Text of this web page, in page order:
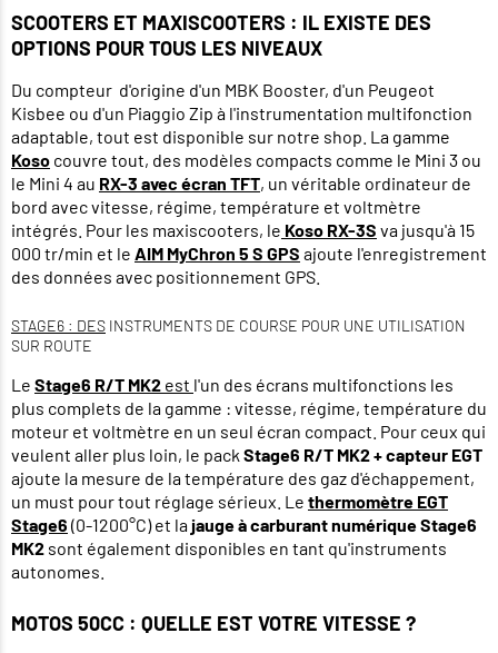
SCOOTERS ET MAXISCOOTERS : IL EXISTE DES
OPTIONS POUR TOUS LES NIVEAUX
Du compteur d'origine d'un MBK Booster, d'un Peugeot
Kisbee ou d'un Piaggio Zip à l'instrumentation multifonction
adaptable, tout est disponible sur notre shop. La gamme
Koso couvre tout, des modèles compacts comme le Mini 3 ou
le Mini 4 au RX-3 avec écran TFT, un véritable ordinateur de
bord avec vitesse, régime, température et voltmètre
intégrés. Pour les maxiscooters, le Koso RX-3S va jusqu'à 15
000 tr/min et le AIM MyChron 5 S GPS ajoute l'enregistrement
des données avec positionnement GPS.
STAGE6 : DES INSTRUMENTS DE COURSE POUR UNE UTILISATION
SUR ROUTE
Le Stage6 R/T MK2 est l'un des écrans multifonctions les
plus complets de la gamme : vitesse, régime, température du
moteur et voltmètre en un seul écran compact. Pour ceux qui
veulent aller plus loin, le pack Stage6 R/T MK2 + capteur EGT
ajoute la mesure de la température des gaz d'échappement,
un must pour tout réglage sérieux. Le thermomètre EGT
Stage6 (0-1200°C) et la jauge à carburant numérique Stage6
MK2 sont également disponibles en tant qu'instruments
autonomes.
MOTOS 50CC : QUELLE EST VOTRE VITESSE ?